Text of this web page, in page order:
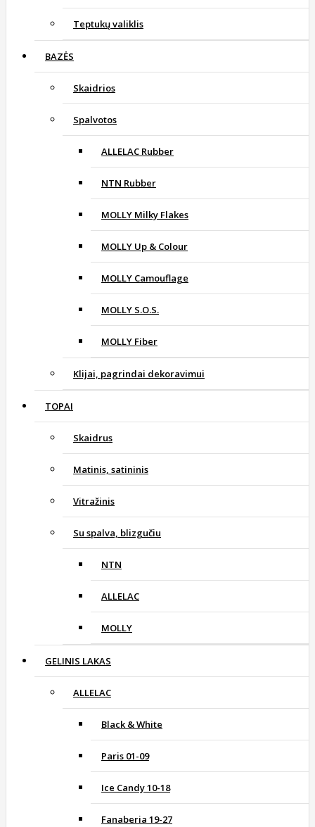
Teptukų valiklis
BAZĖS
Skaidrios
Spalvotos
ALLELAC Rubber
NTN Rubber
MOLLY Milky Flakes
MOLLY Up & Colour
MOLLY Camouflage
MOLLY S.O.S.
MOLLY Fiber
Klijai, pagrindai dekoravimui
TOPAI
Skaidrus
Matinis, satininis
Vitražinis
Su spalva, blizgučiu
NTN
ALLELAC
MOLLY
GELINIS LAKAS
ALLELAC
Black & White
Paris 01-09
Ice Candy 10-18
Fanaberia 19-27